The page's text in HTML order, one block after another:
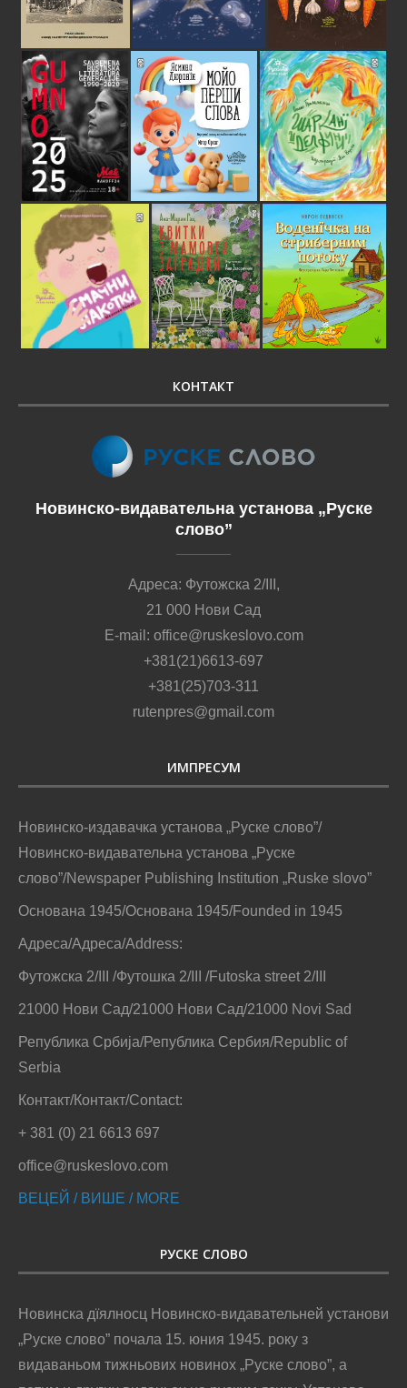
КОНТАКТ
Новинско-видавательна установа „Руске
слово”
Адреса: Футожска 2/III,
21 000 Нови Сад
E-mail: office@ruskeslovo.com
+381(21)6613-697
+381(25)703-311
rutenpres@gmail.com
ИМПРЕСУМ
Новинско-издавачка установа „Руске слово”/
Новинско-видавательна установа „Руске
слово”/Newspaper Publishing Institution „Ruske slovo”
Основана 1945/Основана 1945/Founded in 1945
Адреса/Адреса/Address:
Футожска 2/III /Футошка 2/III /Futoska street 2/III
21000 Нови Сад/21000 Нови Сад/21000 Novi Sad
Република Србија/Република Сербия/Republic of
Serbia
Контакт/Контакт/Contact:
+ 381 (0) 21 6613 697
office@ruskeslovo.com
ВЕЦЕЙ / ВИШЕ / MORE
РУСКЕ СЛОВО
Новинска дїялносц Новинско-видавательней установи
„Руске слово” почала 15. юния 1945. року з
видаваньом тижньових новинох „Руске слово”, а